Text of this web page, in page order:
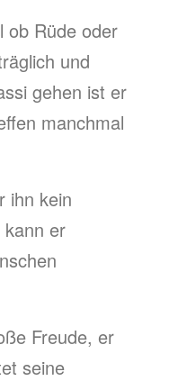
ob Rüde oder
und
gehen ist er
manchmal
ihn kein
er
Freude, er
seine